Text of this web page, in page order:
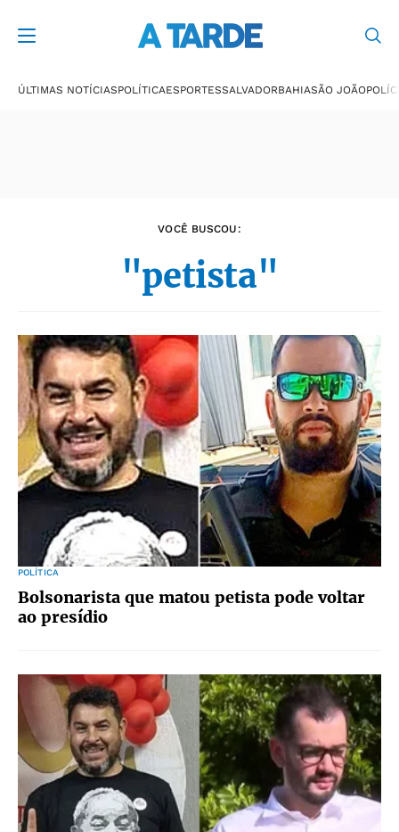
ÚLTIMAS NOTÍCIASPOLÍTICAESPORTESSALVADORBAHIASÃO JOÃO
VOCÊ BUSCOU:
"petista"
POLÍTICA
Bolsonarista que matou petista pode voltar
ao presídio